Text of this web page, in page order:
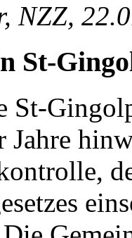
NZZ,
St-
St-
Jahre